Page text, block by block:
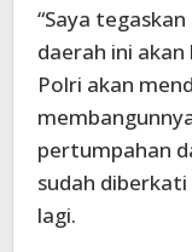
“Saya
daerah ini
Polri akan
pertumpahan
sudah
lagi.